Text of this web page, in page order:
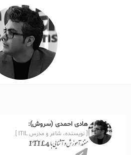
هادی احمدی (سروش):
[ نویسنده، شاعر و مدرس ITIL ]
مستند آموزش و آشنایی با ITIL4